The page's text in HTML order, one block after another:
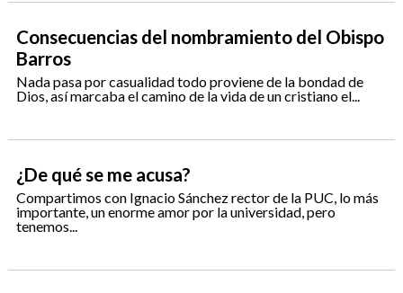
Consecuencias del nombramiento del Obispo
Barros
Nada pasa por casualidad todo proviene de la bondad de
Dios, así marcaba el camino de la vida de un cristiano el...
¿De qué se me acusa?
Compartimos con Ignacio Sánchez rector de la PUC, lo más
importante, un enorme amor por la universidad, pero
tenemos...